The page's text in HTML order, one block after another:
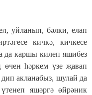
уйланып, бәлки, елап
кичкә, кичкесе
да каршы килеп яшибез
һәркем үзе җавап
акланабыз, шулай да
яшәргә өйрәник